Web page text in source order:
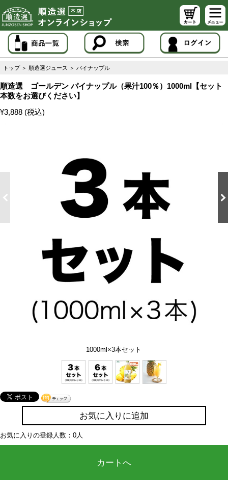
トップ ＞ 順造選ジュース ＞ パイナップル
順造選 ゴールデン パイナップル（果汁100％）1000ml【セット
本数をお選びください】
¥3,888 (税込)
1000ml×3本セット
お気に入りに追加
お気に入りの登録人数：0人
カートへ